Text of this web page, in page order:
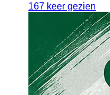
167 keer gezien